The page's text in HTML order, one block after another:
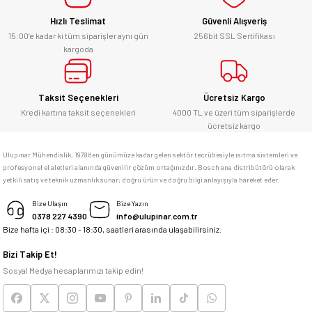
Kesinlikle orjinal ürün, güvenerek
alabilirsiniz.
E... Ü... | 10/06/2026
Bosch marka alet alacaksam kesinlikle
adresim Ulupınar.com.tr
memnun kaldım
Deneyimini Paylaş
Hızlı Teslimat
15:00’e kadar ki tüm siparişler aynı gün
kargoda
Güvenli Alışveriş
256bit SSL Sertifikası
Taksit Seçenekleri
Kredi kartına taksit seçenekleri
Ücretsiz Kargo
4000 TL ve üzeri tüm siparişlerde
ücretsiz kargo
Ulupınar Mühendislik, 1978'den günümüze kadar gelen sektör tecrübesiyle ısıtma sistemleri ve
profesyonel el aletleri alanında güvenilir çözüm ortağınızdır. Bosch ana distribütörü olarak
yetkili satış ve teknik uzmanlık sunar; doğru ürün ve doğru bilgi anlayışıyla hareket eder.
Bize Ulaşın
0378 227 4390
Bize Yazın
info@ulupinar.com.tr
Bize hafta içi : 08:30 - 18:30, saatleri arasında ulaşabilirsiniz.
Bizi Takip Et!
Sosyal Medya hesaplarımızı takip edin!